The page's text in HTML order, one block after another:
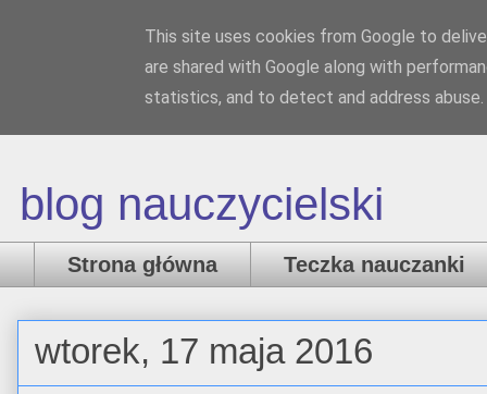
Nauczanka
blog nauczycielski
Strona główna Teczka nauczanki
wtorek, 17 maja 2016
This site uses cookies from Google to
are shared with Google along with
statistics, and to detect and address abuse.